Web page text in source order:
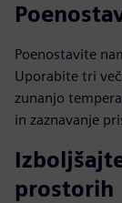
Poenostavite
Uporabite tri
zunanjo
in zaznavanje
prostorih